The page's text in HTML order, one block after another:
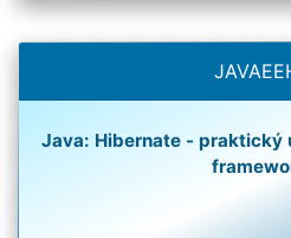
Java: Hibernate - praktický